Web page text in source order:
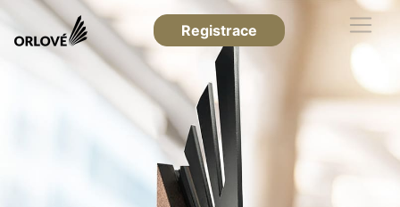
Registrace